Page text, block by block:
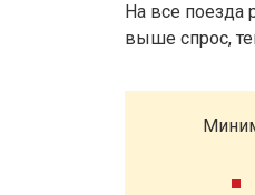
На все поезда
выше спрос,